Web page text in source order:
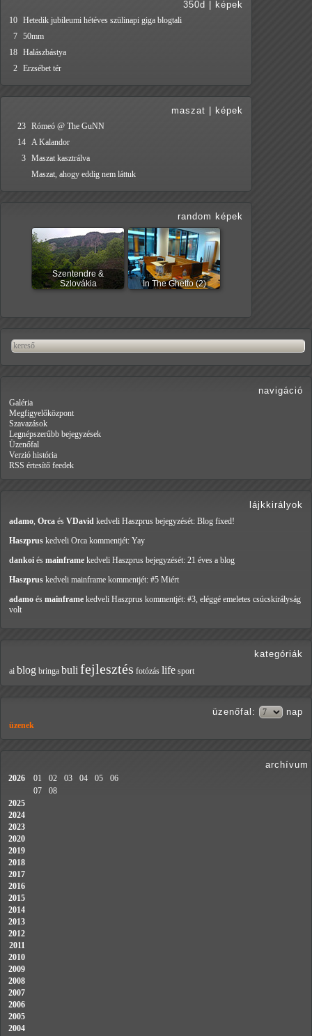
350d képek
10 Hetedik jubileumi hétéves szülinapi giga blogtali
7 50mm
18 Halászbástya
2 Erzsébet tér
maszat képek
23 Rómeó @ The GuNN
14 A Kalandor
3 Maszat kasztrálva
Maszat, ahogy eddig nem láttuk
random képek
Szentendre &
Szlovákia
In The Ghetto (2)
navigáció
Galéria
Megfigyelőközpont
Szavazások
Legnépszerűbb bejegyzések
Üzenőfal
Verzió história
RSS értesítő feedek
lájkkirályok
adamo, Orca és VDavid kedveli Haszprus bejegyzését: Blog fixed!
Haszprus kedveli Orca kommentjét: Yay
dankoi és mainframe kedveli Haszprus bejegyzését: 21 éves a blog
Haszprus kedveli mainframe kommentjét: #5 Miért
adamo és mainframe kedveli Haszprus kommentjét: #3, eléggé emeletes csúcskirályság
volt
kategóriák
ai blog bringa buli fejlesztés fotózás life sport
üzenőfal : nap
üzenek
archívum
2026 01 02 03 04 05
06
07
08
2025
2024
2023
2020
2019
2018
2017
2016
2015
2014
2013
2012
2011
2010
2009
2008
2007
2006
2005
2004